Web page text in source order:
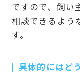
ですので、飼い
相談できるよう
す。
具体的にはど